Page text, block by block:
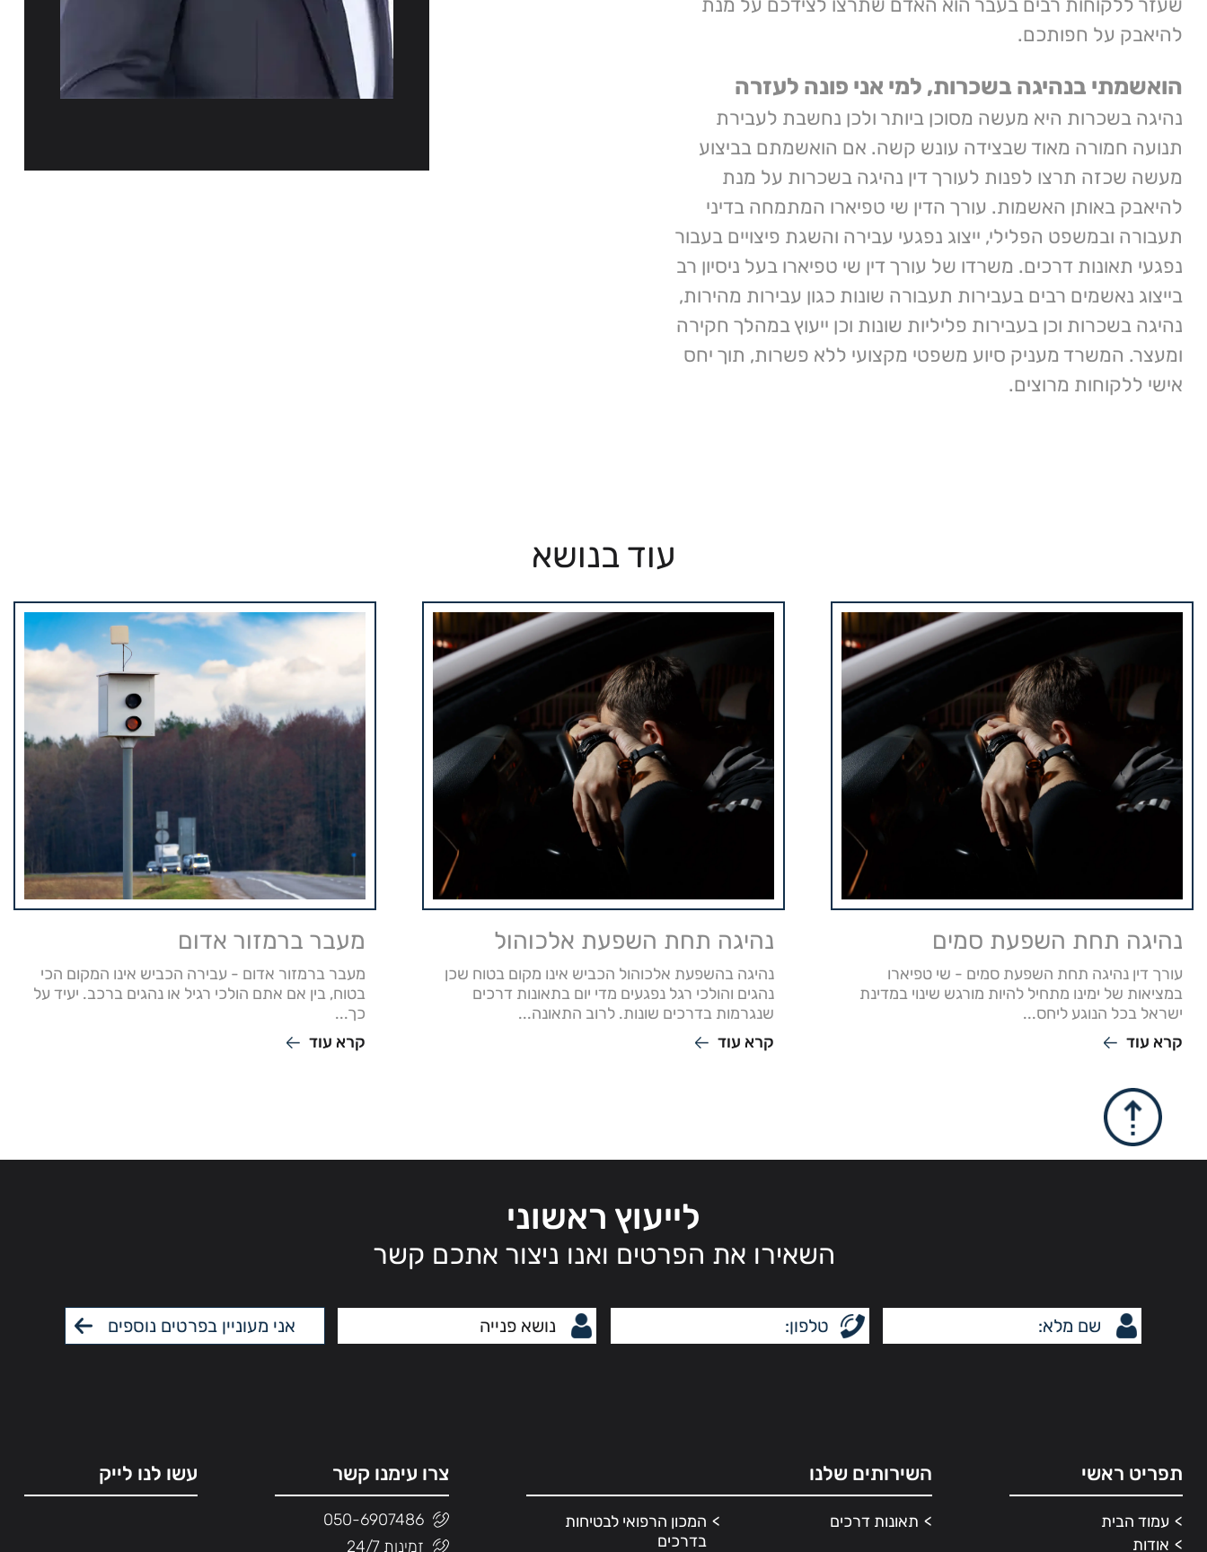
שעזר ללקוחות רבים בעבר הוא האדם שתרצו לצידכם על מנת
להיאבק על חפותכם.
הואשמתי בנהיגה בשכרות, למי אני פונה לעזרה
נהיגה בשכרות היא מעשה מסוכן ביותר ולכן נחשבת לעבירת
תנועה חמורה מאוד שבצידה עונש קשה. אם הואשמתם בביצוע
מעשה שכזה תרצו לפנות לעורך דין נהיגה בשכרות על מנת
להיאבק באותן האשמות. עורך הדין שי טפיארו המתמחה בדיני
תעבורה ובמשפט הפלילי, ייצוג נפגעי עבירה והשגת פיצויים בעבור
נפגעי תאונות דרכים. משרדו של עורך דין שי טפיארו בעל ניסיון רב
בייצוג נאשמים רבים בעבירות תעבורה שונות כגון עבירות מהירות,
נהיגה בשכרות וכן בעבירות פליליות שונות וכן ייעוץ במהלך חקירה
ומעצר. המשרד מעניק סיוע משפטי מקצועי ללא פשרות, תוך יחס
אישי ללקוחות מרוצים.
עוד בנושא
נהיגה תחת השפעת סמים
עורך דין נהיגה תחת השפעת סמים - שי טפיארו
במציאות של ימינו מתחיל להיות מורגש שינוי במדינת
ישראל בכל הנוגע ליחס...
קרא עוד
נהיגה תחת השפעת אלכוהול
נהיגה בהשפעת אלכוהול הכביש אינו מקום בטוח שכן
נהגים והולכי רגל נפגעים מדי יום בתאונות דרכים
שנגרמות בדרכים שונות. לרוב התאונה...
קרא עוד
מעבר ברמזור אדום
מעבר ברמזור אדום - עבירה הכביש אינו המקום הכי
בטוח, בין אם אתם הולכי רגיל או נהגים ברכב. יעיד על
כך...
קרא עוד
לייעוץ ראשוני
השאירו את הפרטים ואנו ניצור אתכם קשר
תפריט ראשי
עמוד הבית
אודות
השירותים שלנו
תאונות דרכים
המכון הרפואי לבטיחות
בדרכים
צרו עימנו קשר
050-6907486
זמינות 24/7
עשו לנו לייק